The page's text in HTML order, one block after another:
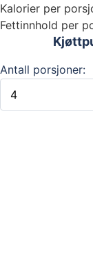
Kalorier per
Fettinnhold per
Antall porsjoner: